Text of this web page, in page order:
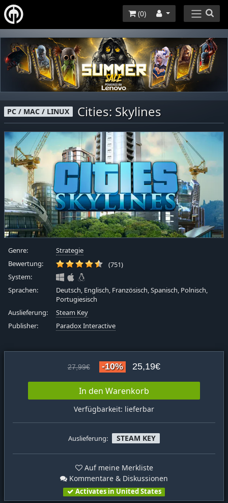
(0)
PC / MAC / LINUX Cities: Skylines
Genre:
Strategie
Bewertung:
(751)
System:
Sprachen:
Deutsch, Englisch, Französisch, Spanisch, Polnisch,
Portugiesisch
Auslieferung:
Steam Key
Publisher:
Paradox Interactive
27,99€ -10% 25,19€
In den Warenkorb
Verfügbarkeit: lieferbar
Auslieferung: STEAM KEY
Auf meine Merkliste
Kommentare & Diskussionen
Activates in United States